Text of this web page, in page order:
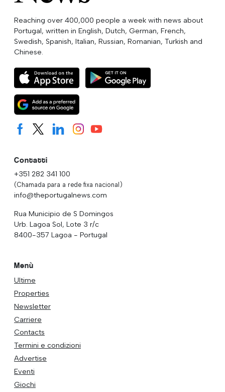
Reaching over 400,000 people a week with news about
Portugal, written in English, Dutch, German, French,
Swedish, Spanish, Italian, Russian, Romanian, Turkish and
Chinese.
Contatti
+351 282 341 100
(Chamada para a rede fixa nacional)
info@theportugalnews.com
Rua Municipio de S Domingos
Urb. Lagoa Sol, Lote 3 r/c
8400-357 Lagoa - Portugal
Menù
Ultime
Properties
Newsletter
Carriere
Contacts
Termini e condizioni
Advertise
Eventi
Giochi